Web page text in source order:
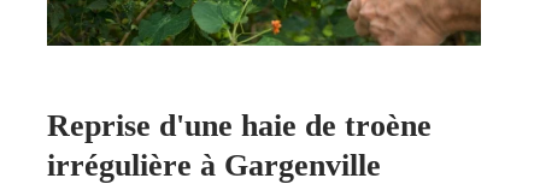
Reprise d'une haie de troène
irrégulière à Gargenville